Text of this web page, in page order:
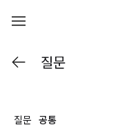
질문
질문 공통